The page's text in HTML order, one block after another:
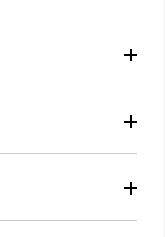
（約5分間）・2099年ま
能（最大99時間59分59
12時間制／24時間制切替